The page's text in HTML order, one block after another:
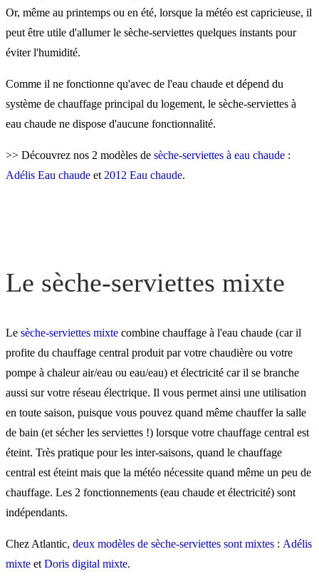
Or, même au printemps ou en été, lorsque la météo est capricieuse, il
peut être utile d'allumer le sèche-serviettes quelques instants pour
éviter l'humidité.
Comme il ne fonctionne qu'avec de l'eau chaude et dépend du
système de chauffage principal du logement, le sèche-serviettes à
eau chaude ne dispose d'aucune fonctionnalité.
>> Découvrez nos 2 modèles de sèche-serviettes à eau chaude :
Adélis Eau chaude et 2012 Eau chaude.
Le sèche-serviettes mixte
Le sèche-serviettes mixte combine chauffage à l'eau chaude (car il
profite du chauffage central produit par votre chaudière ou votre
pompe à chaleur air/eau ou eau/eau) et électricité car il se branche
aussi sur votre réseau électrique. Il vous permet ainsi une utilisation
en toute saison, puisque vous pouvez quand même chauffer la salle
de bain (et sécher les serviettes !) lorsque votre chauffage central est
éteint. Très pratique pour les inter-saisons, quand le chauffage
central est éteint mais que la météo nécessite quand même un peu de
chauffage. Les 2 fonctionnements (eau chaude et électricité) sont
indépendants.
Chez Atlantic, deux modèles de sèche-serviettes sont mixtes : Adélis
mixte et Doris digital mixte.